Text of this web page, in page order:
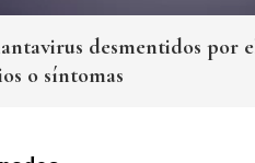
desmentidos por
o síntomas